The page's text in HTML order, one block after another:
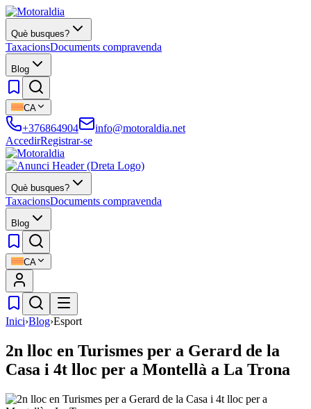
Què busques?
TaxacionsDocuments compravenda
Blog
CA
+376864904
info@motoraldia.net
AccedirRegistrar-se
Què busques?
TaxacionsDocuments compravenda
Blog
CA
Inici›Blog›Esport
2n lloc en Turismes per a Gerard de la
Casa i 4t lloc per a Montellà a La Trona